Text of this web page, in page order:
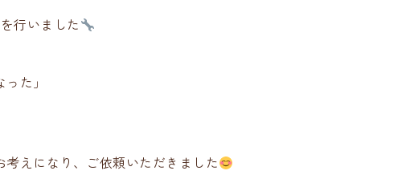
を行いました
た」
考えになり、ご依頼いただきました